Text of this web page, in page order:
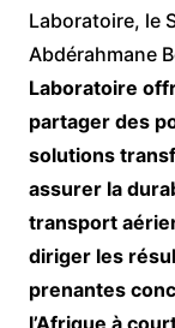
Laboratoire, le
Abdérahmane
Laboratoire
partager des
solutions
assurer la
transport
diriger les
prenantes
l’Afrique à